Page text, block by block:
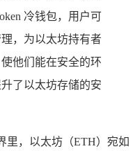
冷钱包，用户可
，为以太坊持有者
他们能在安全的环
了以太坊存储的安
里，以太坊（ETH）宛如